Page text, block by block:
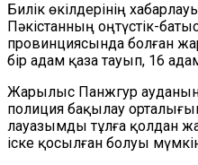
Билік өкілдерінің
Пәкістанның оңтүстік-
провинциясында болған
бір адам қаза тауып, 16
Жарылыс Панжгур
полиция бақылау
лауазымды тұлға қолдан
іске қосылған болуы